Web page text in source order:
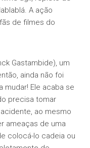
A ação
de filmes do
Gastambide), um
ainda não foi
mudar! Ele acaba se
precisa tomar
ao mesmo
ameaças de uma
colocá-lo cadeia ou